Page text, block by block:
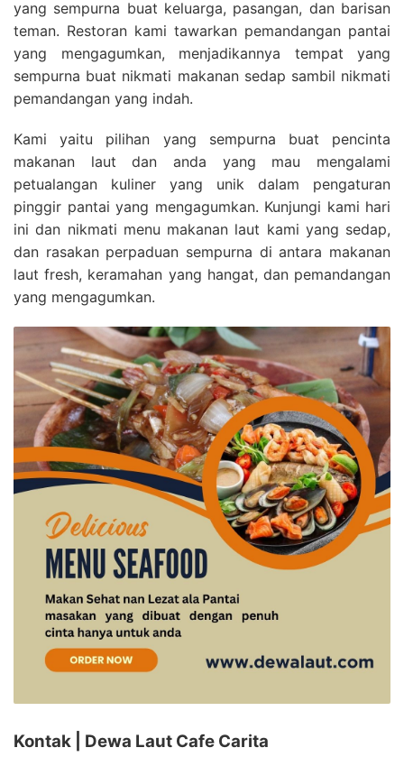
yang sempurna buat keluarga, pasangan, dan barisan
teman. Restoran kami tawarkan pemandangan pantai
yang mengagumkan, menjadikannya tempat yang
sempurna buat nikmati makanan sedap sambil nikmati
pemandangan yang indah.
Kami yaitu pilihan yang sempurna buat pencinta
makanan laut dan anda yang mau mengalami
petualangan kuliner yang unik dalam pengaturan
pinggir pantai yang mengagumkan. Kunjungi kami hari
ini dan nikmati menu makanan laut kami yang sedap,
dan rasakan perpaduan sempurna di antara makanan
laut fresh, keramahan yang hangat, dan pemandangan
yang mengagumkan.
Kontak | Dewa Laut Cafe Carita